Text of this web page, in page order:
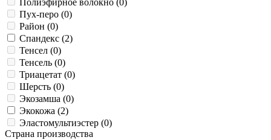
Полиэфирное волокно (0)
Пух-перо (0)
Район (0)
Спандекс (2)
Тенсел (0)
Тенсель (0)
Триацетат (0)
Шерсть (0)
Экозамша (0)
Экокожа (2)
Эластомультиэстер (0)
Страна производства